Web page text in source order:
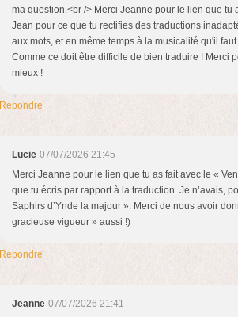
ma question.<br /> Merci Jeanne pour le lien que tu
Jean pour ce que tu rectifies des traductions
aux mots, et en même temps à la musicalité qu'il
Comme ce doit être difficile de bien traduire ! Merci
mieux !
Répondre
Lucie 07/07/2026 21:45
Merci Jeanne pour le lien que tu as fait avec le «
que tu écris par rapport à la traduction. Je n’avais,
Saphirs d’Ynde la majour ». Merci de nous avoir
gracieuse vigueur » aussi !)
Répondre
Jeanne 07/07/2026 21:41